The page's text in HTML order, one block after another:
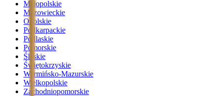
Małopolskie
Mazowieckie
Opolskie
Podkarpackie
Podlaskie
Pomorskie
Śląskie
Świętokrzyskie
Warmińsko-Mazurskie
Wielkopolskie
Zachodniopomorskie